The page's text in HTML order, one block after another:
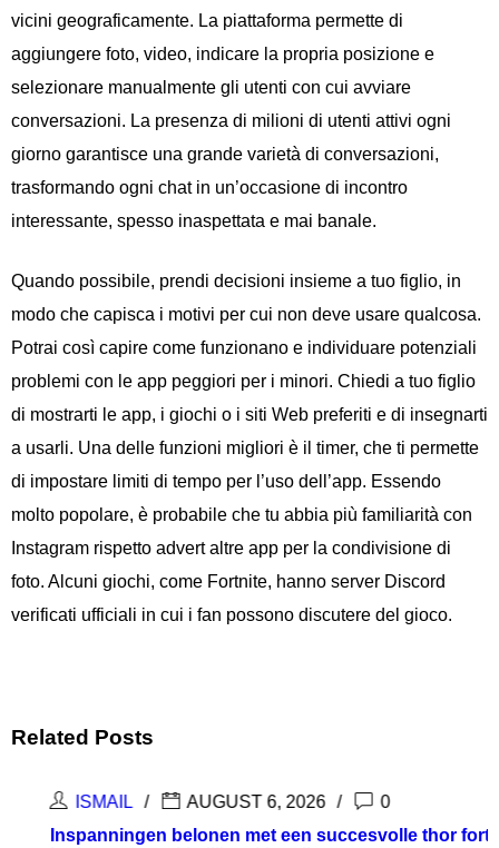
vicini geograficamente. La piattaforma permette di
aggiungere foto, video, indicare la propria posizione e
selezionare manualmente gli utenti con cui avviare
conversazioni. La presenza di milioni di utenti attivi ogni
giorno garantisce una grande varietà di conversazioni,
trasformando ogni chat in un’occasione di incontro
interessante, spesso inaspettata e mai banale.
Quando possibile, prendi decisioni insieme a tuo figlio, in
modo che capisca i motivi per cui non deve usare qualcosa.
Potrai così capire come funzionano e individuare potenziali
problemi con le app peggiori per i minori. Chiedi a tuo figlio
di mostrarti le app, i giochi o i siti Web preferiti e di insegnarti
a usarli. Una delle funzioni migliori è il timer, che ti permette
di impostare limiti di tempo per l’uso dell’app. Essendo
molto popolare, è probabile che tu abbia più familiarità con
Instagram rispetto advert altre app per la condivisione di
foto. Alcuni giochi, come Fortnite, hanno server Discord
verificati ufficiali in cui i fan possono discutere del gioco.
Related Posts
ISMAIL AUGUST 6, 2026
0
Inspanningen belonen met een succesvolle thor fortune